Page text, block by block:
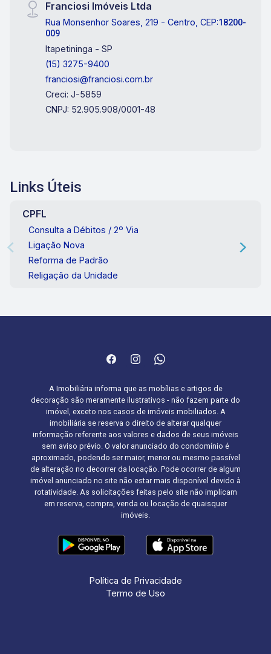
Franciosi Imóveis Ltda
Rua Monsenhor Soares, 219 - Centro, CEP:18200-
009
Itapetininga - SP
(15) 3275-9400
franciosi@franciosi.com.br
Creci: J-5859
CNPJ: 52.905.908/0001-48
Links Úteis
CPFL
Consulta a Débitos / 2º Via
Ligação Nova
Reforma de Padrão
Religação da Unidade
A Imobiliária informa que as mobílias e artigos de
decoração são meramente ilustrativos - não fazem parte do
imóvel, exceto nos casos de imóveis mobiliados. A
imobiliária se reserva o direito de alterar qualquer
informação referente aos valores e dados de seus imóveis
sem aviso prévio. O valor anunciado do condomínio é
aproximado, podendo ser maior, menor ou mesmo passível
de alteração no decorrer da locação. Pode ocorrer de algum
imóvel anunciado no site não estar mais disponível devido à
rotatividade. As solicitações feitas pelo site não implicam
em reserva, compra, venda ou locação de quaisquer
imóveis.
Política de Privacidade
Termo de Uso